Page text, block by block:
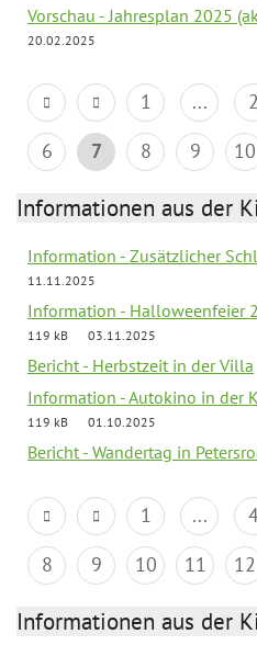
Vorschau - Jahresplan 2025
20.02.2025
1 ... 2
6
7 8 9 10
Informationen aus der
Information - Zusätzlicher
11.11.2025
Information - Halloweenfeier
119 kB
03.11.2025
Bericht - Herbstzeit in der Villa
Information - Autokino in der
119 kB
01.10.2025
Bericht - Wandertag in
1 ...
8
9 10 11 12
Informationen aus der